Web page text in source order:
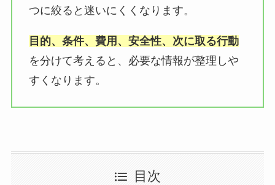
つに絞ると迷いにくくなります。
目的、条件、費用、安全性、次に取る行動
を分けて考えると、必要な情報が整理しや
すくなります。
目次